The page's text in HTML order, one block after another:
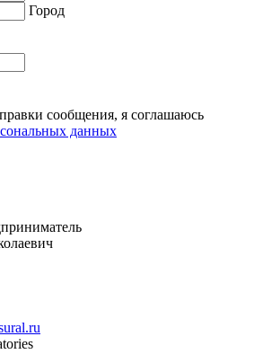
Город
сообщения, я соглашаюсь
данных